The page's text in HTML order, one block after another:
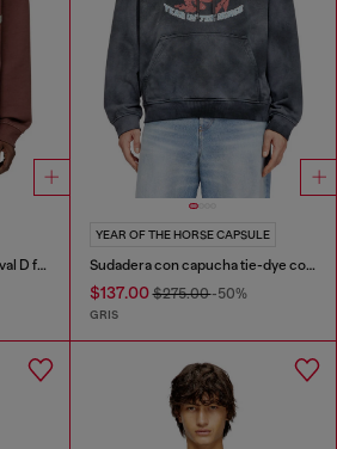
Sudadera de algodón con Oval D flocado
YEAR OF THE HORSE CAPSULE
Sudadera con capucha tie-dye con estampado gráfico de caballo
$137.00$275.00-50%
GRIS